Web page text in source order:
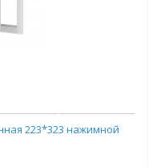
223*323 нажимной